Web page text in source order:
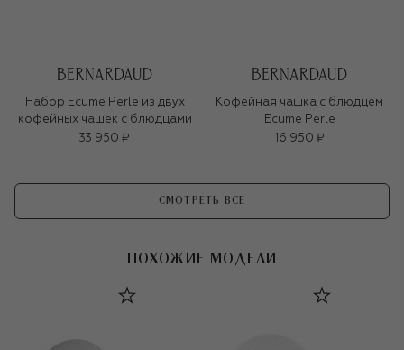
Набор Ecume Perle из двух
кофейных чашек с блюдцами
33 950 ₽
Кофейная чашка с блюдцем
Ecume Perle
16 950 ₽
СМОТРЕТЬ ВСЕ
ПОХОЖИЕ МОДЕЛИ